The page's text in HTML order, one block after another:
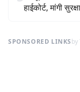
हाईकोर्ट, मांगी सुरक्षा
SPONSORED LINKSby